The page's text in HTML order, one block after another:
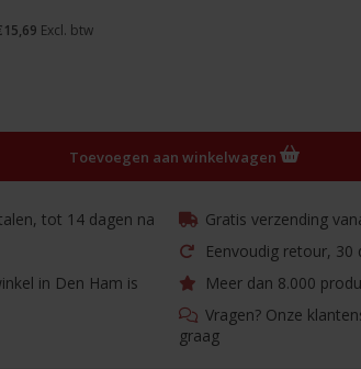
Excl. btw
Toevoegen aan winkelwagen
tot 14 dagen na
Gratis verzending
Eenvoudig retour, 30
in Den Ham is
Meer dan 8.000
Vragen? Onze
graag